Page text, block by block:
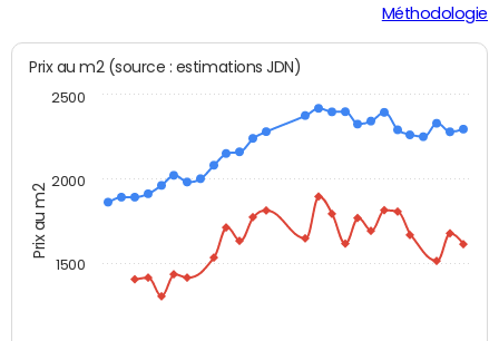
Méthodologie
Prix au m2
Prix au m2 (source : estimations JDN)
1500
2000
2500